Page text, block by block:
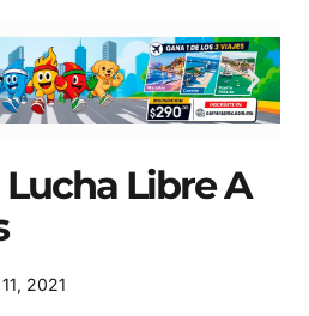
Lucha Libre A
2021